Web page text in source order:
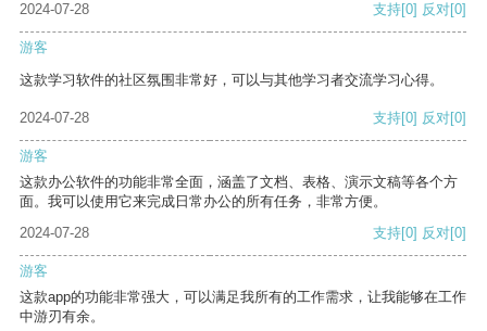
2024-07-28 支持[0] 反对[0]
游客
这款学习软件的社区氛围非常好，可以与其他学习者交流学习心得。
2024-07-28 支持[0] 反对[0]
游客
这款办公软件的功能非常全面，涵盖了文档、表格、演示文稿等各个方
面。我可以使用它来完成日常办公的所有任务，非常方便。
2024-07-28
支持[0] 反对[0]
游客
这款app的功能非常强大，可以满足我所有的工作需求，让我能够在工作
中游刃有余。